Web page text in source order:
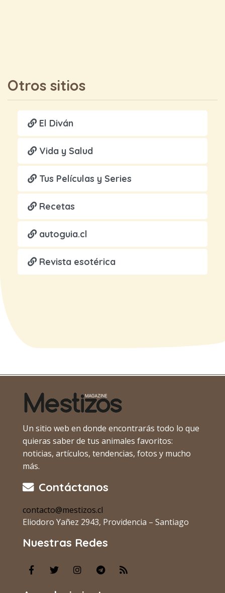
Otros sitios
El Diván
Vida y Salud
Tus Películas y Series
Recetas
autoguia.cl
Revista esotérica
Un sitio web en donde encontrarás todo lo que
quieras saber de tus animales favoritos:
noticias, artículos, tendencias, fotos y mucho
más.
Contáctanos
contacto@mestizos.cl
Eliodoro Yañez 2943, Providencia – Santiago
Nuestras Redes